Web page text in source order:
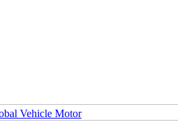
Vehicle Motor